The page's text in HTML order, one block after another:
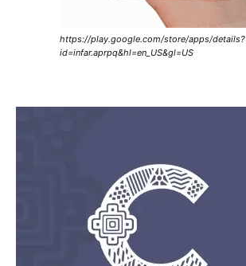
https://play.google.com/store/apps/details?
id=infar.aprpq&hl=en_US&gl=US